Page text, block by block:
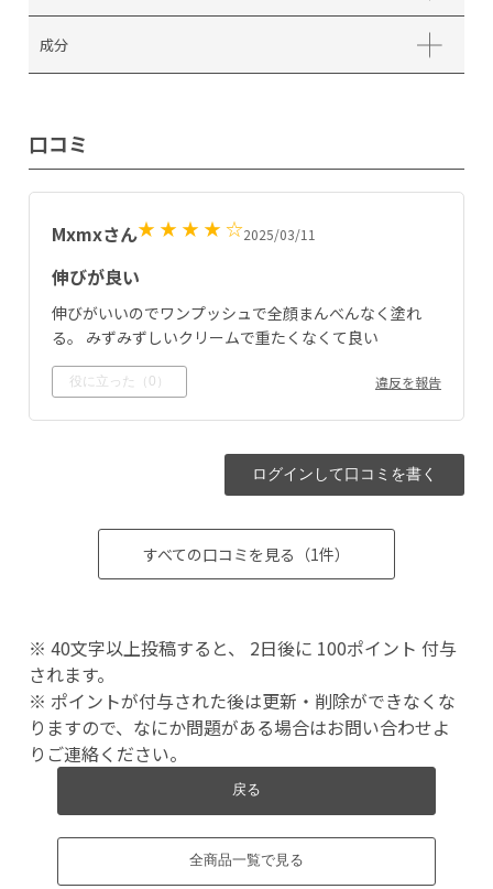
成分
口コミ
Mxmxさん★ ★ ★ ★ ☆2025/03/11
伸びが良い
伸びがいいのでワンプッシュで全顔まんべんなく塗れ
る。 みずみずしいクリームで重たくなくて良い
役に立った（ 0 ） 違反を報告
ログインして口コミを書く
すべての口コミを見る（1件）
※ 40文字以上投稿すると、 2日後に 100ポイント 付与
されます。
※ ポイントが付与された後は更新・削除ができなくな
りますので、なにか問題がある場合はお問い合わせよ
りご連絡ください。
戻る
全商品一覧で見る